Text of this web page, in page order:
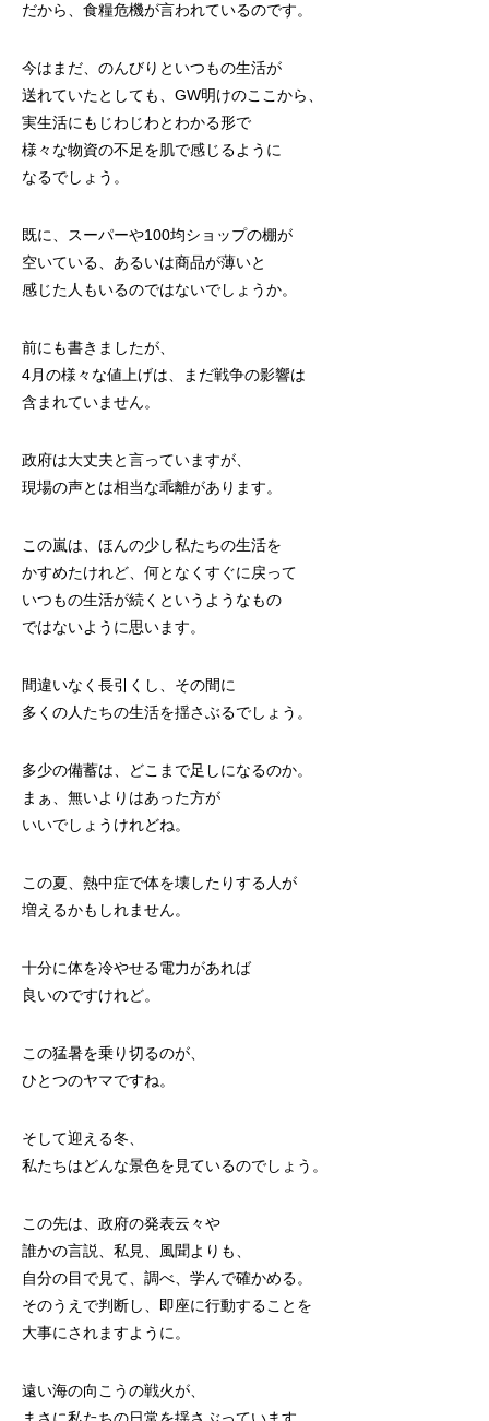
だから、食糧危機が言われているのです。
今はまだ、のんびりといつもの生活が
送れていたとしても、GW明けのここから、
実生活にもじわじわとわかる形で
様々な物資の不足を肌で感じるように
なるでしょう。
既に、スーパーや100均ショップの棚が
空いている、あるいは商品が薄いと
感じた人もいるのではないでしょうか。
前にも書きましたが、
4月の様々な値上げは、まだ戦争の影響は
含まれていません。
政府は大丈夫と言っていますが、
現場の声とは相当な乖離があります。
この嵐は、ほんの少し私たちの生活を
かすめたけれど、何となくすぐに戻って
いつもの生活が続くというようなもの
ではないように思います。
間違いなく長引くし、その間に
多くの人たちの生活を揺さぶるでしょう。
多少の備蓄は、どこまで足しになるのか。
まぁ、無いよりはあった方が
いいでしょうけれどね。
この夏、熱中症で体を壊したりする人が
増えるかもしれません。
十分に体を冷やせる電力があれば
良いのですけれど。
この猛暑を乗り切るのが、
ひとつのヤマですね。
そして迎える冬、
私たちはどんな景色を見ているのでしょう。
この先は、政府の発表云々や
誰かの言説、私見、風聞よりも、
自分の目で見て、調べ、学んで確かめる。
そのうえで判断し、即座に行動することを
大事にされますように。
遠い海の向こうの戦火が、